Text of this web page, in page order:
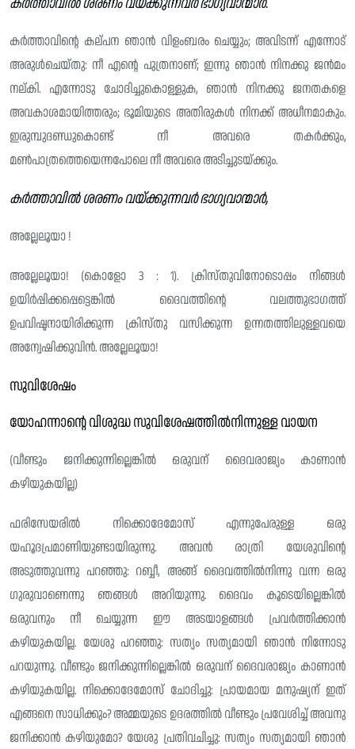
കർത്താവിന്റെ കല്പന ഞാൻ വിളംബരം ചെയ്യും; അവിടന്ന് എന്നോട്
അരുൾചെയ്തു: നീ എന്റെ പുത്രനാണ്; ഇന്നു ഞാൻ നിനക്കു ജൻമം
നല്‌കി. എന്നോടു ചോദിച്ചുകൊള്ളുക, ഞാൻ നിനക്കു ജനതകളെ
അവകാശമായിത്തരും; ഭൂമിയുടെ അതിരുകൾ നിനക്ക് അധീനമാകും.
ഇരുമ്പുദണ്ഡുകൊണ്ട് നീ അവരെ തകർക്കും,
മൺപാത്രത്തെയെന്നപോലെ നീ അവരെ അടിച്ചുടയ്ക്കും.
കർത്താവിൽ ശരണം വയ്ക്കുന്നവർ ഭാഗ്യവാന്മാർ,
അല്ലേലൂയാ !
അല്ലേലൂയാ! (കൊളോ 3 : 1). ക്രിസ്‌തുവിനോടൊപ്പം നിങ്ങൾ
ഉയിർപ്പിക്കപ്പെട്ടെങ്കിൽ ദൈവത്തിൻ്റെ വലത്തുഭാഗത്ത്
ഉപവിഷ്ടനായിരിക്കുന്ന ക്രിസ്‌തു വസിക്കുന്ന ഉന്നതത്തിലുള്ളവയെ
അന്വേഷിക്കുവിൻ. അല്ലേലൂയാ!
സുവിശേഷം
യോഹന്നാന്റെ വിശുദ്ധ സുവിശേഷത്തിൽനിന്നുള്ള വായന
(വീണ്ടും ജനിക്കുന്നില്ലെങ്കിൽ ഒരുവന് ദൈവരാജ്യം കാണാൻ
കഴിയുകയില്ല)
ഫരിസേയരിൽ നിക്കൊദേമോസ് എന്നുപേരുള്ള ഒരു
യഹൂദപ്രമാണിയുണ്ടായിരുന്നു. അവൻ രാത്രി യേശുവിന്റെ
അടുത്തുവന്നു പറഞ്ഞു: റബ്ബീ, അങ്ങ് ദൈവത്തിൽനിന്നു വന്ന ഒരു
ഗുരുവാണെന്നു ഞങ്ങൾ അറിയുന്നു. ദൈവം കൂടെയില്ലെങ്കിൽ
ഒരുവനും നീ ചെയ്യുന്ന ഈ അടയാളങ്ങൾ പ്രവർത്തിക്കാൻ
കഴിയുകയില്ല. യേശു പറഞ്ഞു: സത്യം സത്യമായി ഞാൻ നിന്നോടു
പറയുന്നു. വീണ്ടും ജനിക്കുന്നില്ലെങ്കിൽ ഒരുവന് ദൈവരാജ്യം കാണാൻ
കഴിയുകയില്ല. നിക്കൊദേമോസ് ചോദിച്ചു: പ്രായമായ മനുഷ്യന് ഇത്
എങ്ങനെ സാധിക്കും? അമ്മയുടെ ഉദരത്തിൽ വീണ്ടും പ്രവേശിച്ച് അവനു
ജനിക്കാൻ കഴിയുമോ? യേശു പ്രതിവചിച്ചു: സത്യം സത്യമായി ഞാൻ